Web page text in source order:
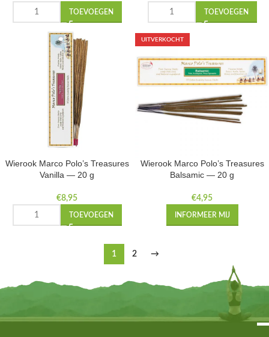
TOEVOEGEN TOEVOEGEN
Wierook Marco Polo’s Treasures
Vanilla — 20 g
€8,95
TOEVOEGEN
UITVERKOCHT
Wierook Marco Polo’s Treasures
Balsamic — 20 g
€4,95
INFORMEER MIJ
1 2 →